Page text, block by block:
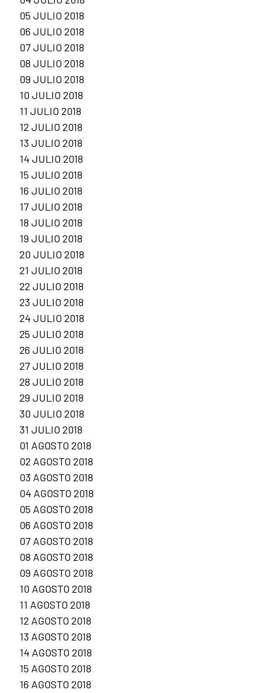
05 JULIO 2018
06 JULIO 2018
07 JULIO 2018
08 JULIO 2018
09 JULIO 2018
10 JULIO 2018
11 JULIO 2018
12 JULIO 2018
13 JULIO 2018
14 JULIO 2018
15 JULIO 2018
16 JULIO 2018
17 JULIO 2018
18 JULIO 2018
19 JULIO 2018
20 JULIO 2018
21 JULIO 2018
22 JULIO 2018
23 JULIO 2018
24 JULIO 2018
25 JULIO 2018
26 JULIO 2018
27 JULIO 2018
28 JULIO 2018
29 JULIO 2018
30 JULIO 2018
31 JULIO 2018
01 AGOSTO 2018
02 AGOSTO 2018
03 AGOSTO 2018
04 AGOSTO 2018
05 AGOSTO 2018
06 AGOSTO 2018
07 AGOSTO 2018
08 AGOSTO 2018
09 AGOSTO 2018
10 AGOSTO 2018
11 AGOSTO 2018
12 AGOSTO 2018
13 AGOSTO 2018
14 AGOSTO 2018
15 AGOSTO 2018
16 AGOSTO 2018